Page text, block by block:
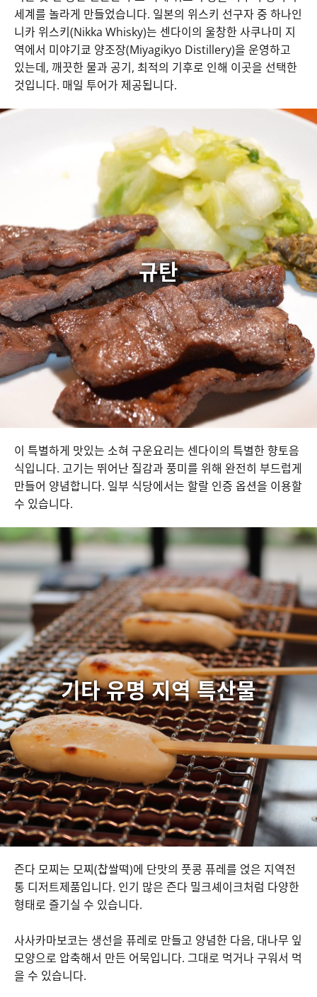
미야기현의 상반되는 특징이 다양한 현지 음식 문화를
만듭니다
세계를 놀라게 만들었습니다. 일본의 위스키 선구자 중 하나인
니카 위스키(Nikka Whisky)는 센다이의 울창한 사쿠나미 지
역에서 미야기쿄 양조장(Miyagikyo Distillery)을 운영하고
있는데, 깨끗한 물과 공기, 최적의 기후로 인해 이곳을 선택한
것입니다. 매일 투어가 제공됩니다.
규탄
이 특별하게 맛있는 소혀 구운요리는 센다이의 특별한 향토음
식입니다. 고기는 뛰어난 질감과 풍미를 위해 완전히 부드럽게
만들어 양념합니다. 일부 식당에서는 할랄 인증 옵션을 이용할
수 있습니다.
기타 유명 지역 특산물
즌다 모찌는 모찌(찹쌀떡)에 단맛의 풋콩 퓨레를 얹은 지역전
통 디저트제품입니다. 인기 많은 즌다 밀크셰이크처럼 다양한
형태로 즐기실 수 있습니다.
사사카마보코는 생선을 퓨레로 만들고 양념한 다음, 대나무 잎
모양으로 압축해서 만든 어묵입니다. 그대로 먹거나 구워서 먹
을 수 있습니다.